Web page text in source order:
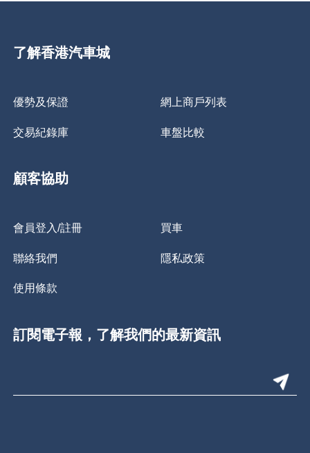
了解香港汽車城
優勢及保證 網上商戶列表
交易紀錄庫 車盤比較
顧客協助
會員登入/註冊 買車
聯絡我們 隱私政策
使用條款
訂閱電子報，了解我們的最新資訊